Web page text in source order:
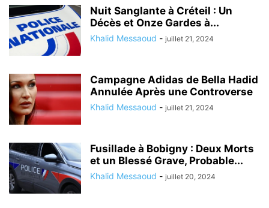
Nuit Sanglante à Créteil : Un
Décès et Onze Gardes à...
Khalid Messaoud - juillet 21, 2024
Campagne Adidas de Bella Hadid
Annulée Après une Controverse
Khalid Messaoud - juillet 21, 2024
Fusillade à Bobigny : Deux Morts
et un Blessé Grave, Probable...
Khalid Messaoud - juillet 20, 2024